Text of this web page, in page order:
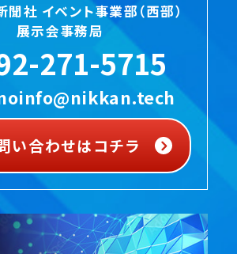
社 イベント事業部（西部）
展示会事務局
271-5715
い合わせはコチラ